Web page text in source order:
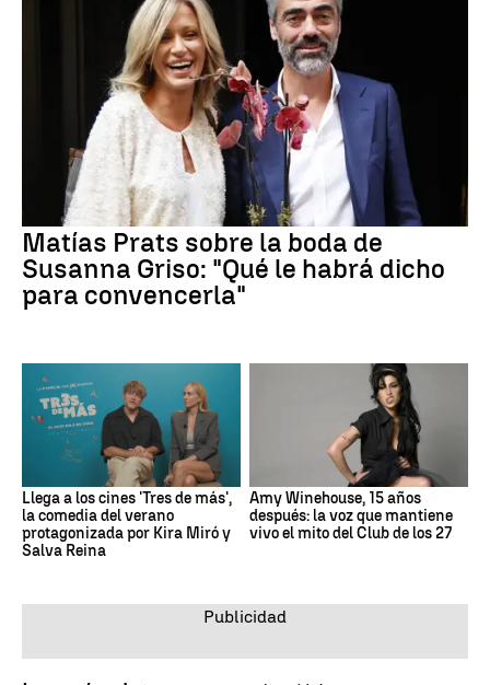
Matías Prats sobre la boda de
Susanna Griso: "Qué le habrá dicho
para convencerla"
Llega a los cines 'Tres de más',
la comedia del verano
protagonizada por Kira Miró y
Salva Reina
Amy Winehouse, 15 años
después: la voz que mantiene
vivo el mito del Club de los 27